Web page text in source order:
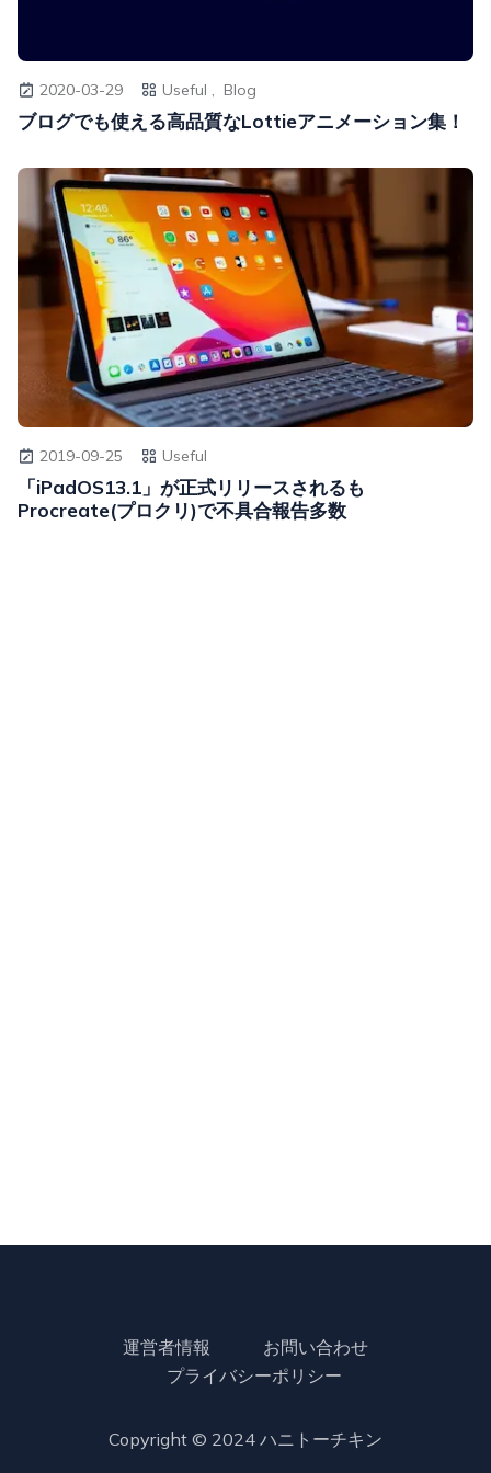
2020-03-29 Useful , Blog
ブログでも使える高品質なLottieアニメーション集！
2019-09-25 Useful
「iPadOS13.1」が正式リリースされるも
Procreate(プロクリ)で不具合報告多数
運営者情報
お問い合わせ
プライバシーポリシー
Copyright © 2024 ハニトーチキン